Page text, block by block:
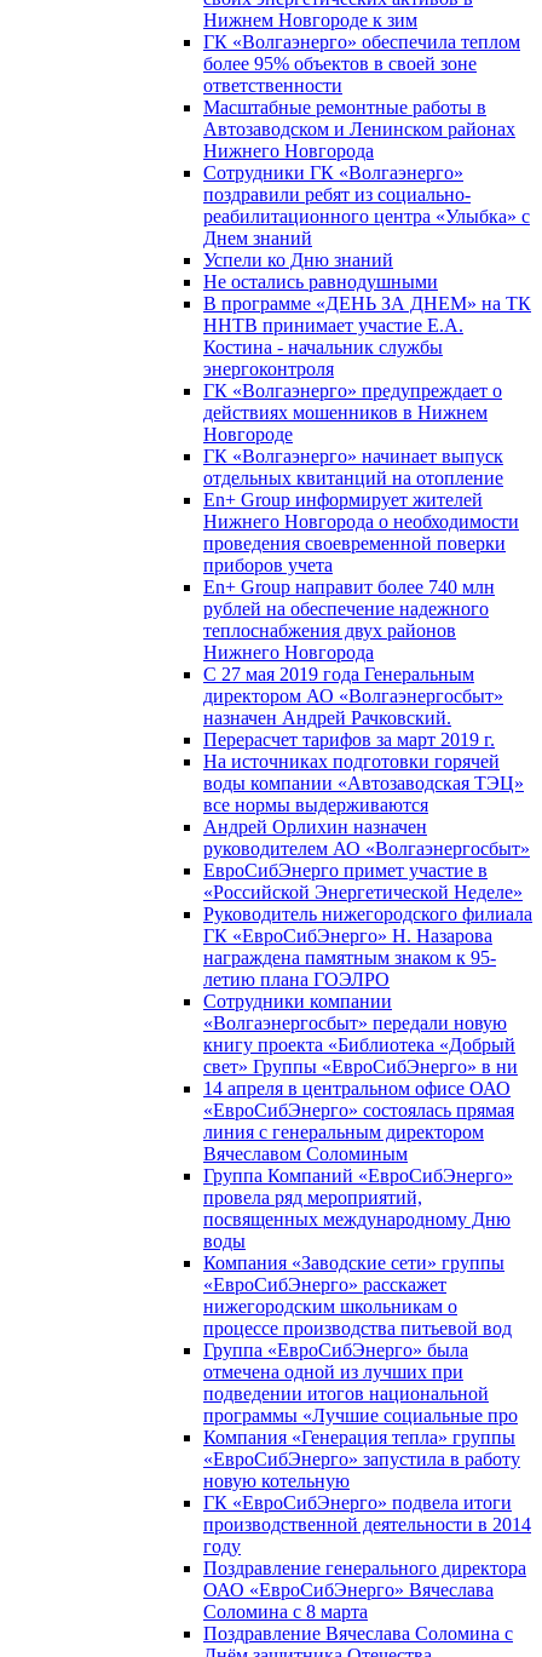
Нижнем Новгороде к зим
ГК «Волгаэнерго» обеспечила теплом
более 95% объектов в своей зоне
ответственности
Масштабные ремонтные работы в
Автозаводском и Ленинском районах
Нижнего Новгорода
Сотрудники ГК «Волгаэнерго»
поздравили ребят из социально-
реабилитационного центра «Улыбка» с
Днем знаний
Успели ко Дню знаний
Не остались равнодушными
В программе «ДЕНЬ ЗА ДНЕМ» на ТК
ННТВ принимает участие Е.А.
Костина - начальник службы
энергоконтроля
ГК «Волгаэнерго» предупреждает о
действиях мошенников в Нижнем
Новгороде
ГК «Волгаэнерго» начинает выпуск
отдельных квитанций на отопление
En+ Group информирует жителей
Нижнего Новгорода о необходимости
проведения своевременной поверки
приборов учета
En+ Group направит более 740 млн
рублей на обеспечение надежного
теплоснабжения двух районов
Нижнего Новгорода
С 27 мая 2019 года Генеральным
директором АО «Волгаэнергосбыт»
назначен Андрей Рачковский.
Перерасчет тарифов за март 2019 г.
На источниках подготовки горячей
воды компании «Автозаводская ТЭЦ»
все нормы выдерживаются
Андрей Орлихин назначен
руководителем АО «Волгаэнергосбыт»
ЕвроСибЭнерго примет участие в
«Российской Энергетической Неделе»
Руководитель нижегородского филиала
ГК «ЕвроСибЭнерго» Н. Назарова
награждена памятным знаком к 95-
летию плана ГОЭЛРО
Сотрудники компании
«Волгаэнергосбыт» передали новую
книгу проекта «Библиотека «Добрый
свет» Группы «ЕвроСибЭнерго» в ни
14 апреля в центральном офисе ОАО
«ЕвроСибЭнерго» состоялась прямая
линия с генеральным директором
Вячеславом Соломиным
Группа Компаний «ЕвроСибЭнерго»
провела ряд мероприятий,
посвященных международному Дню
воды
Компания «Заводские сети» группы
«ЕвроСибЭнерго» расскажет
нижегородским школьникам о
процессе производства питьевой вод
Группа «ЕвроСибЭнерго» была
отмечена одной из лучших при
подведении итогов национальной
программы «Лучшие социальные про
Компания «Генерация тепла» группы
«ЕвроСибЭнерго» запустила в работу
новую котельную
ГК «ЕвроСибЭнерго» подвела итоги
производственной деятельности в 2014
году
Поздравление генерального директора
ОАО «ЕвроСибЭнерго» Вячеслава
Соломина с 8 марта
Поздравление Вячеслава Соломина с